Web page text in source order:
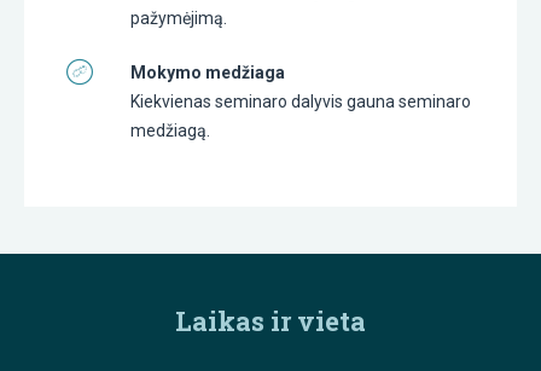
pažymėjimą.
Mokymo medžiaga
Kiekvienas seminaro dalyvis gauna seminaro
medžiagą.
Laikas ir vieta